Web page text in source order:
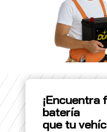
¡Encuentra
batería
que tu